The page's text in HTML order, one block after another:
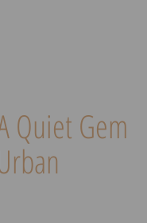
Quiet Gem